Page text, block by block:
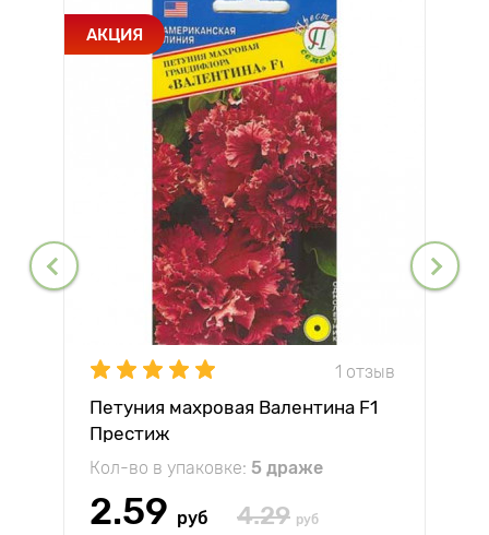
АКЦИЯ
1 отзыв
Петуния махровая Валентина F1
Престиж
Кол-во в упаковке: 5 драже
2.59 руб 4.29 руб